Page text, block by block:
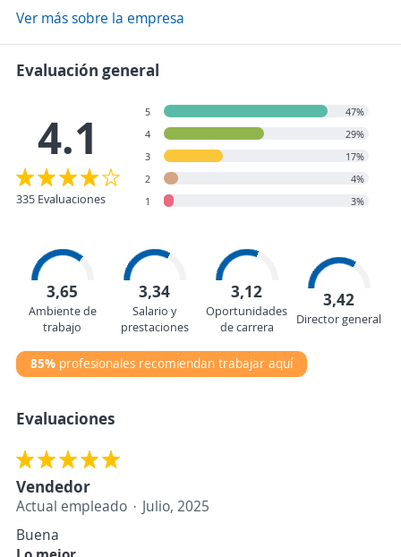
Ver más sobre la empresa
Evaluación general
4.1
335 Evaluaciones
5
47%
4
29%
3
17%
2
4%
1
3%
3,65
Ambiente de
trabajo
3,34
Salario y
prestaciones
3,12
Oportunidades
de carrera
3,42
Director general
85% profesionales recomiendan trabajar aquí
Evaluaciones
Vendedor
Actual empleado
Julio, 2025
Buena